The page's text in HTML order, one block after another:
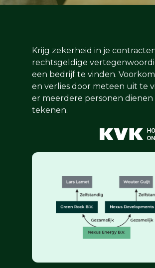
Krijg zekerheid in je
rechtsgeldige
een bedrijf te vinden.
en verlies door meteen uit te
er meerdere personen dienen
tekenen.